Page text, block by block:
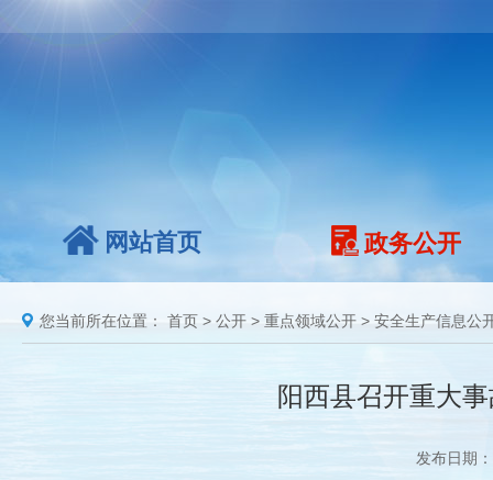
网站首页 政务公开
您当前所在位置： 首页 > 公开 > 重点领域公开 > 安全生产信息公
阳西县召开重大
发布日期